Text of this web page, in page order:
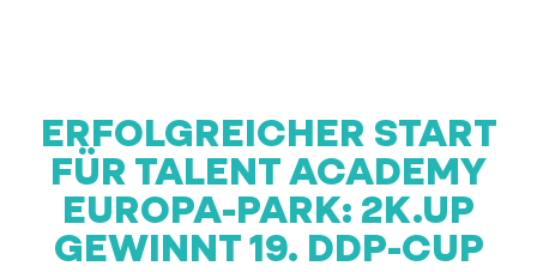
ERFOLGREICHER START
FÜR TALENT ACADEMY
EUROPA-PARK: 2K.UP
GEWINNT 19. DDP-CUP